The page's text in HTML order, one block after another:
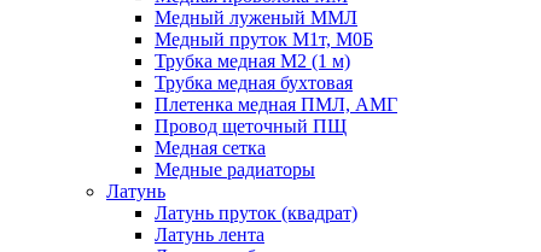
Медный луженый ММЛ
Медный пруток М1т, М0Б
Трубка медная М2 (1 м)
Трубка медная бухтовая
Плетенка медная ПМЛ, АМГ
Провод щеточный ПЩ
Медная сетка
Медные радиаторы
Латунь
Латунь пруток (квадрат)
Латунь лента